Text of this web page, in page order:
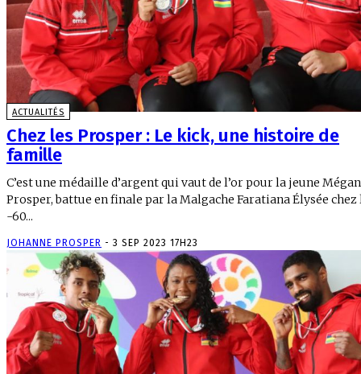
ACTUALITÉS
Chez les Prosper : Le kick, une histoire de
famille
C’est une médaille d’argent qui vaut de l’or pour la jeune
Prosper, battue en finale par la Malgache Faratiana Élysée chez
-60...
JOHANNE PROSPER - 3 SEP 2023 17H23